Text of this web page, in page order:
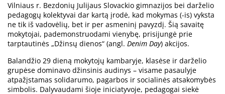
Vilniaus r. Bezdonių Julijaus Slovackio gimnazijos bei darželio
pedagogų kolektyvai dar kartą įrodė, kad mokymas (-is) vyksta
ne tik iš vadovėlių, bet ir per asmeninį pavyzdį. Šią savaitę
mokytojai, pademonstruodami vienybę, prisijungė prie
tarptautinės „Džinsų dienos“ (angl. Denim Day) akcijos.
Balandžio 29 dieną mokytojų kambaryje, klasėse ir darželio
grupėse dominavo džinsinis audinys – visame pasaulyje
atpažįstamas solidarumo, pagarbos ir socialinės atsakomybės
simbolis. Dalyvaudami šioje iniciatyvoje, pedagogai siekė